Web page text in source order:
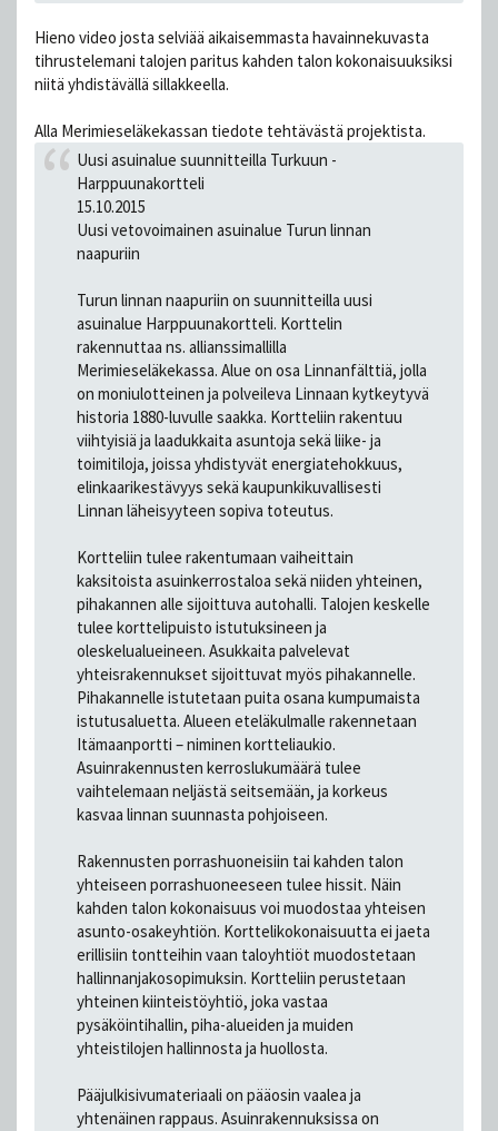
Hieno video josta selviää aikaisemmasta havainnekuvasta
tihrustelemani talojen paritus kahden talon kokonaisuuksiksi
niitä yhdistävällä sillakkeella.
Alla Merimieseläkekassan tiedote tehtävästä projektista.
Uusi asuinalue suunnitteilla Turkuun -
Harppuunakortteli
15.10.2015
Uusi vetovoimainen asuinalue Turun linnan
naapuriin
Turun linnan naapuriin on suunnitteilla uusi
asuinalue Harppuunakortteli. Korttelin
rakennuttaa ns. allianssimallilla
Merimieseläkekassa. Alue on osa Linnanfälttiä, jolla
on moniulotteinen ja polveileva Linnaan kytkeytyvä
historia 1880-luvulle saakka. Kortteliin rakentuu
viihtyisiä ja laadukkaita asuntoja sekä liike- ja
toimitiloja, joissa yhdistyvät energiatehokkuus,
elinkaarikestävyys sekä kaupunkikuvallisesti
Linnan läheisyyteen sopiva toteutus.
Kortteliin tulee rakentumaan vaiheittain
kaksitoista asuinkerrostaloa sekä niiden yhteinen,
pihakannen alle sijoittuva autohalli. Talojen keskelle
tulee korttelipuisto istutuksineen ja
oleskelualueineen. Asukkaita palvelevat
yhteisrakennukset sijoittuvat myös pihakannelle.
Pihakannelle istutetaan puita osana kumpumaista
istutusaluetta. Alueen eteläkulmalle rakennetaan
Itämaanportti – niminen kortteliaukio.
Asuinrakennusten kerroslukumäärä tulee
vaihtelemaan neljästä seitsemään, ja korkeus
kasvaa linnan suunnasta pohjoiseen.
Rakennusten porrashuoneisiin tai kahden talon
yhteiseen porrashuoneeseen tulee hissit. Näin
kahden talon kokonaisuus voi muodostaa yhteisen
asunto-osakeyhtiön. Korttelikokonaisuutta ei jaeta
erillisiin tontteihin vaan taloyhtiöt muodostetaan
hallinnanjakosopimuksin. Kortteliin perustetaan
yhteinen kiinteistöyhtiö, joka vastaa
pysäköintihallin, piha-alueiden ja muiden
yhteistilojen hallinnosta ja huollosta.
Pääjulkisivumateriaali on pääosin vaalea ja
yhtenäinen rappaus. Asuinrakennuksissa on